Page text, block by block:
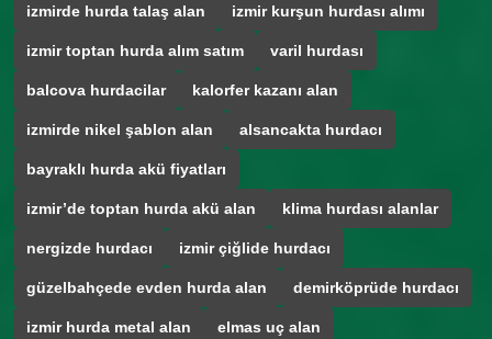
izmirde hurda talaş alan izmir kurşun hurdası alımı
izmir toptan hurda alım satım varil hurdası
balcova hurdacilar kalorfer kazanı alan
izmirde nikel şablon alan alsancakta hurdacı
bayraklı hurda akü fiyatları
izmir’de toptan hurda akü alan klima hurdası alanlar
nergizde hurdacı izmir çiğlide hurdacı
güzelbahçede evden hurda alan demirköprüde hurdacı
izmir hurda metal alan elmas uç alan